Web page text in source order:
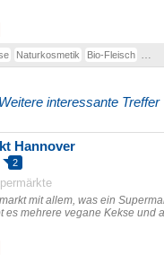
Naturkosmetik Bio-Fleisch
Weitere interessante Treffer
Hannover
2
mit allem, was ein
es mehrere vegane Kekse und